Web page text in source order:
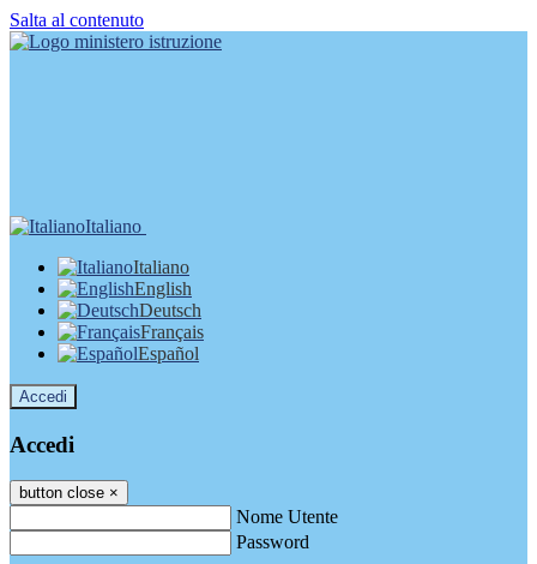
Salta al contenuto
Italiano
Italiano
English
Deutsch
Français
Español
Accedi
Accedi
button close ×
Nome Utente
Password